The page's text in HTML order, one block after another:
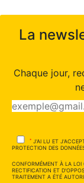
La
Chaque jour,
* J'AI LU ET
PROTECTION DES
CONFORMÉMENT À LA
RECTIFICATION ET
TRAITEMENT A ÉTÉ